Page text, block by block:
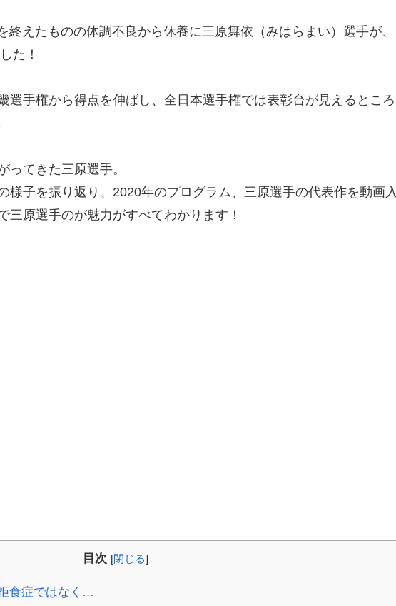
終えたものの体調不良から休養に三原舞依（みはらまい）選手が、
た！
選手権から得点を伸ばし、全日本選手権では表彰台が見えるところ
ってきた三原選手。
様子を振り返り、2020年のプログラム、三原選手の代表作を動画入
三原選手のが魅力がすべてわかります！
目次 [閉じる]
食症ではなく…